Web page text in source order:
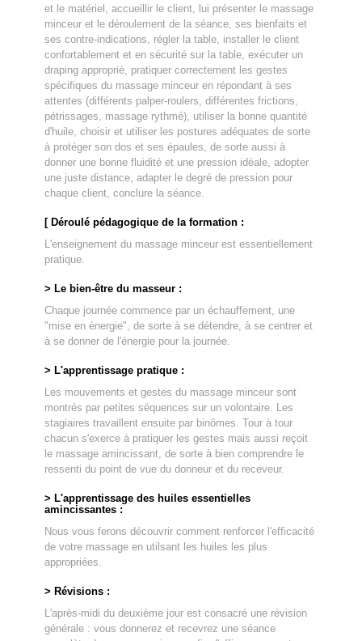
et le matériel, accueillir le client, lui présenter le massage
minceur et le déroulement de la séance, ses bienfaits et
ses contre-indications, régler la table, installer le client
confortablement et en sécurité sur la table, exécuter un
draping approprié, pratiquer correctement les gestes
spécifiques du massage minceur en répondant à ses
attentes (différents palper-roulers, différentes frictions,
pétrissages, massage rythmé), utiliser la bonne quantité
d'huile, choisir et utiliser les postures adéquates de sorte
à protéger son dos et ses épaules, de sorte aussi à
donner une bonne fluidité et une pression idéale, adopter
une juste distance, adapter le degré de pression pour
chaque client, conclure la séance.
[ Déroulé pédagogique de la formation :
L'enseignement du massage minceur est essentiellement
pratique.
> Le bien-être du masseur :
Chaque journée commence par un échauffement, une
"mise en énergie", de sorte à se détendre, à se centrer et
à se donner de l'énergie pour la journée.
> L'apprentissage pratique :
Les mouvements et gestes du massage minceur sont
montrés par petites séquences sur un volontaire. Les
stagiaires travaillent ensuite par binômes. Tour à tour
chacun s'exerce à pratiquer les gestes mais aussi reçoit
le massage amincissant, de sorte à bien comprendre le
ressenti du point de vue du donneur et du receveur.
> L'apprentissage des huiles essentielles
amincissantes :
Nous vous ferons découvrir comment renforcer l'efficacité
de votre massage en utilsant les huiles les plus
appropriées.
> Révisions :
L'après-midi du deuxième jour est consacré une révision
générale : vous donnerez et recevrez une séance